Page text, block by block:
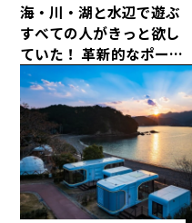
海・川・湖と水辺で遊ぶ
すべての人がきっと欲し
ていた！ 革新的なポータ
ブルシャワーシステム
「ONTAP ROAM」が日本
初上陸！